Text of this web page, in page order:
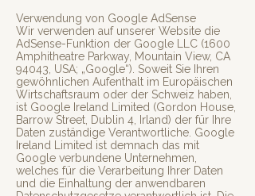
Verwendung von Google AdSense
Wir verwenden auf unserer Website die
AdSense-Funktion der Google LLC (1600
Amphitheatre Parkway, Mountain View, CA
94043, USA; „Google“). Soweit Sie Ihren
gewöhnlichen Aufenthalt im Europäischen
Wirtschaftsraum oder der Schweiz haben,
ist Google Ireland Limited (Gordon House,
Barrow Street, Dublin 4, Irland) der für Ihre
Daten zuständige Verantwortliche. Google
Ireland Limited ist demnach das mit
Google verbundene Unternehmen,
welches für die Verarbeitung Ihrer Daten
und die Einhaltung der anwendbaren